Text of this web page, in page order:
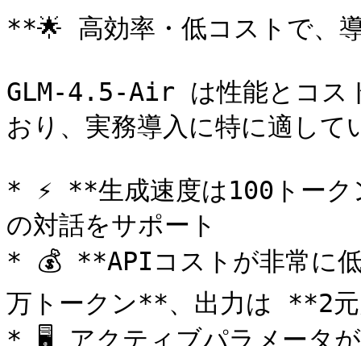
**🌟 高効率・低コストで、
GLM-4.5-Air は性能とコス
おり、実務導入に特に適して
* ⚡ **生成速度は100トー
の対話をサポート
* 💰 **APIコストが非常に
万トークン**、出力は **2
* 🖥️ アクティブパラメータが